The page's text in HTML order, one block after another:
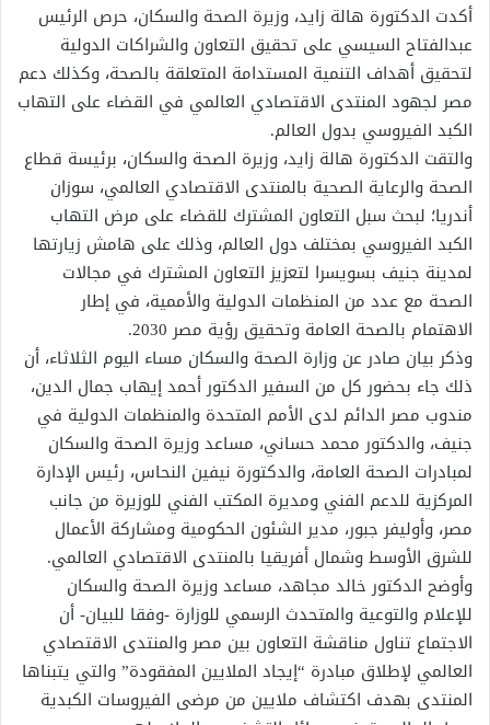
أكدت الدكتورة هالة زايد، وزيرة الصحة والسكان، حرص الرئيس
عبدالفتاح السيسي على تحقيق التعاون والشراكات الدولية
لتحقيق أهداف التنمية المستدامة المتعلقة بالصحة، وكذلك دعم
مصر لجهود المنتدى الاقتصادي العالمي في القضاء على التهاب
الكبد الفيروسي بدول العالم.
والتقت الدكتورة هالة زايد، وزيرة الصحة والسكان، برئيسة قطاع
الصحة والرعاية الصحية بالمنتدى الاقتصادي العالمي، سوزان
أندريا؛ لبحث سبل التعاون المشترك للقضاء على مرض التهاب
الكبد الفيروسي بمختلف دول العالم، وذلك على هامش زيارتها
لمدينة جنيف بسويسرا لتعزيز التعاون المشترك في مجالات
الصحة مع عدد من المنظمات الدولية والأممية، في إطار
الاهتمام بالصحة العامة وتحقيق رؤية مصر 2030.
وذكر بيان صادر عن وزارة الصحة والسكان مساء اليوم الثلاثاء، أن
ذلك جاء بحضور كل من السفير الدكتور أحمد إيهاب جمال الدين،
مندوب مصر الدائم لدى الأمم المتحدة والمنظمات الدولية في
جنيف، والدكتور محمد حساني، مساعد وزيرة الصحة والسكان
لمبادرات الصحة العامة، والدكتورة نيفين النحاس، رئيس الإدارة
المركزية للدعم الفني ومديرة المكتب الفني للوزيرة من جانب
مصر، وأوليفر جبور، مدير الشئون الحكومية ومشاركة الأعمال
للشرق الأوسط وشمال أفريقيا بالمنتدى الاقتصادي العالمي.
وأوضح الدكتور خالد مجاهد، مساعد وزيرة الصحة والسكان
للإعلام والتوعية والمتحدث الرسمي للوزارة -وفقا للبيان- أن
الاجتماع تناول مناقشة التعاون بين مصر والمنتدى الاقتصادي
العالمي لإطلاق مبادرة “إيجاد الملايين المفقودة” والتي يتبناها
المنتدى بهدف اكتشاف ملايين من مرضى الفيروسات الكبدية